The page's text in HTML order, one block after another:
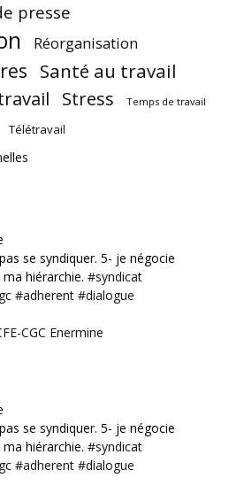
presse
Réorganisation
Santé au travail
Stress Temps de travail
Télétravail
se syndiquer. 5- je négocie
hiérarchie. #syndicat
#adherent #dialogue
CGC Enermine
se syndiquer. 5- je négocie
hiérarchie. #syndicat
#adherent #dialogue